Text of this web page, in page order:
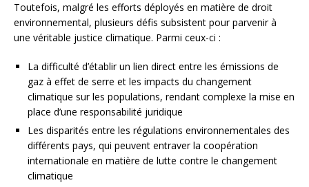
Toutefois, malgré les efforts déployés en matière de droit
environnemental, plusieurs défis subsistent pour parvenir à
une véritable justice climatique. Parmi ceux-ci :
La difficulté d’établir un lien direct entre les émissions de
gaz à effet de serre et les impacts du changement
climatique sur les populations, rendant complexe la mise en
place d’une responsabilité juridique
Les disparités entre les régulations environnementales des
différents pays, qui peuvent entraver la coopération
internationale en matière de lutte contre le changement
climatique